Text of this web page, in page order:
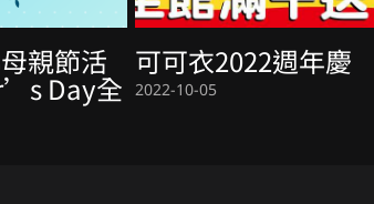
親節活
Day全
可可衣2022週年慶
2022-10-05